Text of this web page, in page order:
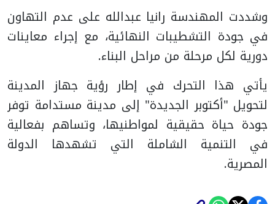
وشددت المهندسة رانيا عبدالله على عدم التهاون
في جودة التشطيبات النهائية، مع إجراء معاينات
دورية لكل مرحلة من مراحل البناء.
يأتي هذا التحرك في إطار رؤية جهاز المدينة
لتحويل "أكتوبر الجديدة" إلى مدينة مستدامة توفر
جودة حياة حقيقية لمواطنيها، وتساهم بفعالية
في التنمية الشاملة التي تشهدها الدولة
المصرية.